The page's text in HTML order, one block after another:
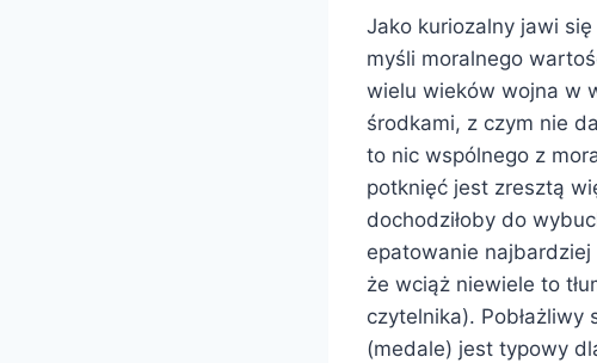
Jako kuriozalny jawi się
myśli moralnego
wielu wieków wojna w
środkami, z czym nie
to nic wspólnego z
potknięć jest zresztą
dochodziłoby do
epatowanie
że wciąż niewiele to
czytelnika). Pobłażliwy
(medale) jest typowy